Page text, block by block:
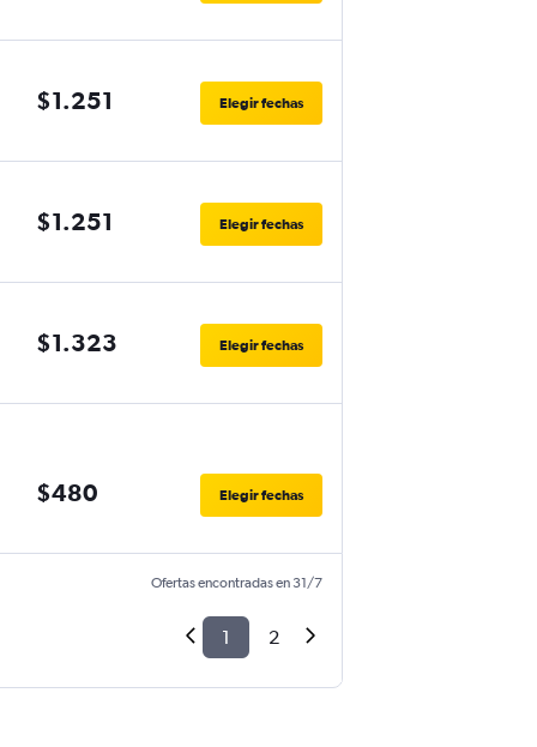
$1.251 Elegir fechas
$1.251 Elegir fechas
$1.323 Elegir fechas
$480 Elegir fechas
Ofertas encontradas en 31/7
1 2